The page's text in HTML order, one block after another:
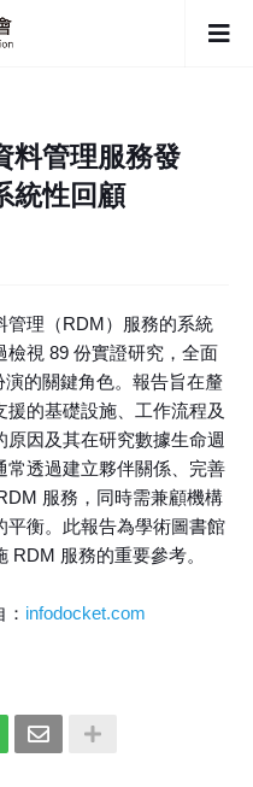
料管理服務發
統性回顧
管理（RDM）服務的系統
視 89 份實證研究，全面
的關鍵角色。報告旨在釐
的基礎設施、工作流程及
因及其在研究數據生命週
常透過建立夥伴關係、完善
服務，同時需兼顧機構
平衡。此報告為學術圖書館
RDM 服務的重要參考。
infodocket.com